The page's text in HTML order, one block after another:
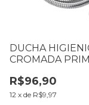
DUCHA
CROMADA
R$96,90
12 x de R$9,97